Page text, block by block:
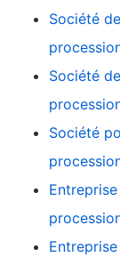
Société
Société
Société